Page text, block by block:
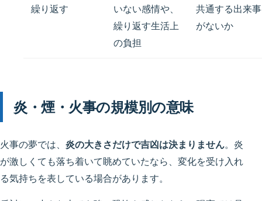
繰り返す
いない感情や、
繰り返す生活上
の負担
共通する出来事
がないか
炎・煙・火事の規模別の意味
火事の夢では、 炎の大きさだけで吉凶は決まりません。炎
が激しくても落ち着いて眺めていたなら、変化を受け入れ
る気持ちを表している場合があります。